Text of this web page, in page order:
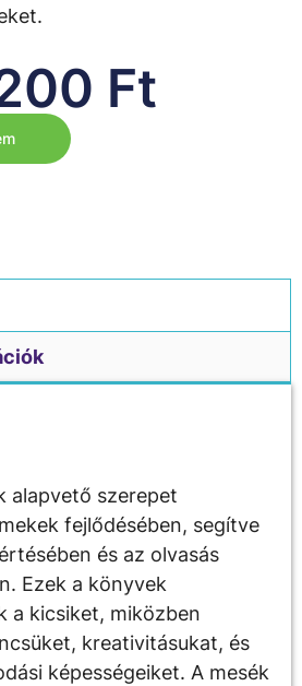
Ft
alapvető szerepet
fejlődésében, segítve
és az olvasás
Ezek a könyvek
a kicsiket, miközben
kreativitásukat, és
képességeiket. A mesék